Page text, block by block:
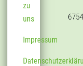
zu
uns
Impressum